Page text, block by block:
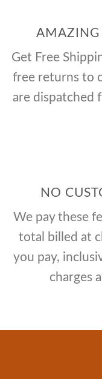
AMAZING
Get Free
free returns to
are dispatched
NO
We pay these
total billed at
you pay,
charges